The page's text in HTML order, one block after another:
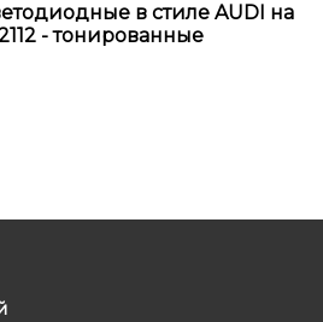
в стиле AUDI на
- тонированные